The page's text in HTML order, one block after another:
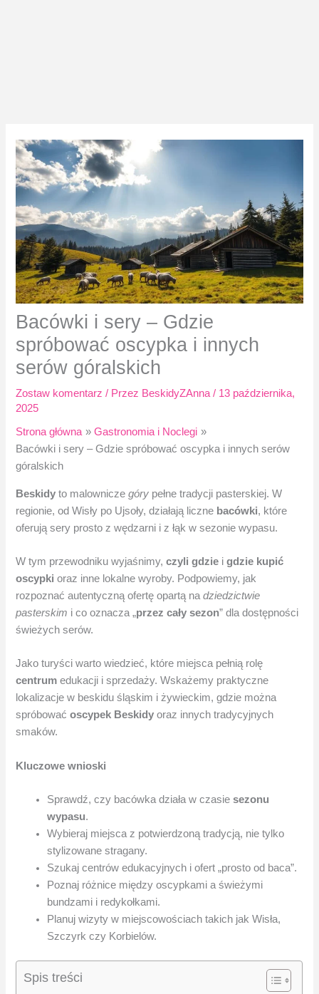
Bacówki i sery – Gdzie
spróbować oscypka i innych
serów góralskich
Zostaw komentarz / Przez BeskidyZAnna/ 13 października,
2025
Strona główna
Gastronomia i Noclegi
Bacówki i sery – Gdzie spróbować oscypka i innych serów
góralskich
Beskidy to malowniczegóry pełne tradycji pasterskiej. W
regionie, od Wisły po Ujsoły, działają liczne bacówki, które
oferują sery prosto z wędzarni i z łąk w sezonie wypasu.
W tym przewodniku wyjaśnimy,czyli gdzie igdzie kupić
oscypki oraz inne lokalne wyroby. Podpowiemy, jak
rozpoznać autentyczną ofertę opartą nadziedzictwie
pasterskim i co oznacza „przez cały sezon” dla dostępności
świeżych serów.
Jako turyści warto wiedzieć, które miejsca pełnią rolę
centrum edukacji i sprzedaży. Wskażemy praktyczne
lokalizacje w beskidu śląskim i żywieckim, gdzie można
spróbowaćoscypek Beskidy oraz innych tradycyjnych
smaków.
Kluczowe wnioski
Sprawdź, czy bacówka działa w czasiesezonu
wypasu.
Wybieraj miejsca z potwierdzoną tradycją, nie tylko
stylizowane stragany.
Szukaj centrów edukacyjnych i ofert „prosto od baca”.
Poznaj różnice między oscypkami a świeżymi
bundzami i redykołkami.
Planuj wizyty w miejscowościach takich jak Wisła,
Szczyrk czy Korbielów.
Spis treści